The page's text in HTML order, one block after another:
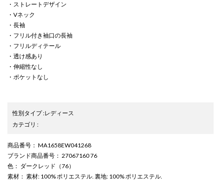
・ストレートデザイン
・Vネック
・長袖
・フリル付き袖口の長袖
・フリルディテール
・透け感あり
・伸縮性なし
・ポケットなし
性別タイプ:レディース
カテゴリ :
商品番号 ： MA1658EW041268
ブランド商品番号 ： 27067160 76
色 ： ダークレッド（76）
素材 ： 素材: 100% ポリエステル. 裏地: 100% ポリエステル.